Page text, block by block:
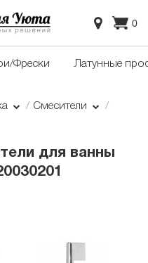
0
Фрески Латунные
Смесители
для ванны